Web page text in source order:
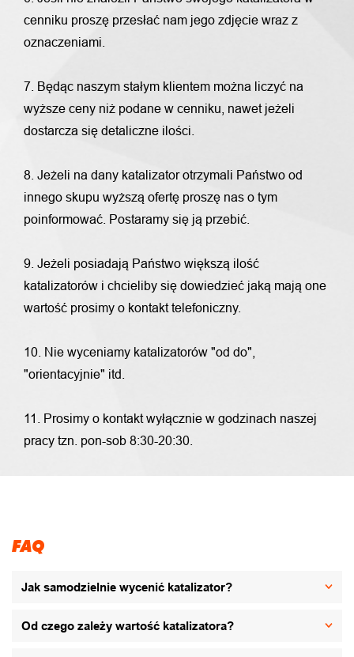
cenniku proszę przesłać nam jego zdjęcie wraz z
oznaczeniami.
7. Będąc naszym stałym klientem można liczyć na
wyższe ceny niż podane w cenniku, nawet jeżeli
dostarcza się detaliczne ilości.
8. Jeżeli na dany katalizator otrzymali Państwo od
innego skupu wyższą ofertę proszę nas o tym
poinformować. Postaramy się ją przebić.
9. Jeżeli posiadają Państwo większą ilość
katalizatorów i chcieliby się dowiedzieć jaką mają one
wartość prosimy o kontakt telefoniczny.
10. Nie wyceniamy katalizatorów "od do",
"orientacyjnie" itd.
11. Prosimy o kontakt wyłącznie w godzinach naszej
pracy tzn. pon-sob 8:30-20:30.
FAQ
Jak samodzielnie wycenić katalizator?
Od czego zależy wartość katalizatora?